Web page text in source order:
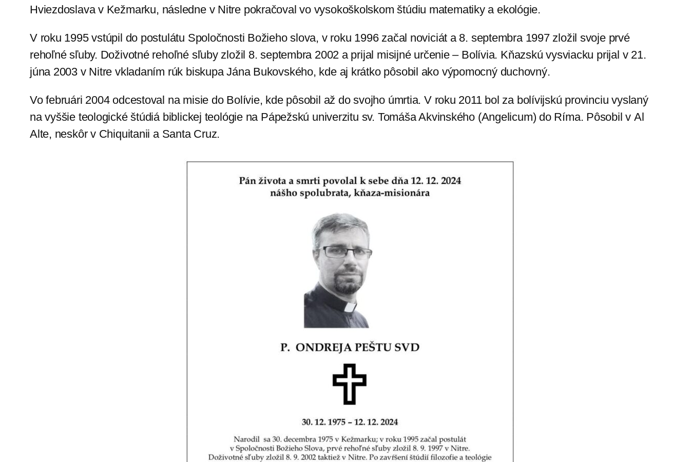
Hviezdoslava v Kežmarku, následne v Nitre pokračoval vo vysokoškolskom štúdiu matematiky a ekológie.
V roku 1995 vstúpil do postulátu Spoločnosti Božieho slova, v roku 1996 začal noviciát a 8. septembra 1997 zložil svoje prvé
rehoľné sľuby. Doživotné rehoľné sľuby zložil 8. septembra 2002 a prijal misijné určenie – Bolívia. Kňazskú vysviacku prijal v 21.
júna 2003 v Nitre vkladaním rúk biskupa Jána Bukovského, kde aj krátko pôsobil ako výpomocný duchovný.
Vo februári 2004 odcestoval na misie do Bolívie, kde pôsobil až do svojho úmrtia. V roku 2011 bol za bolívijskú provinciu vyslaný
na vyššie teologické štúdiá biblickej teológie na Pápežskú univerzitu sv. Tomáša Akvinského (Angelicum) do Ríma. Pôsobil v Al
Alte, neskôr v Chiquitanii a Santa Cruz.